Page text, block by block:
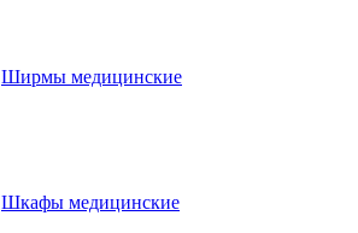
Ширмы медицинские
Шкафы медицинские